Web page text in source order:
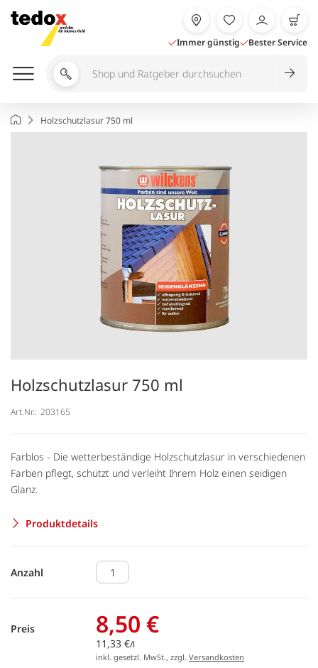
Inhalt
springen
Immer günstig Bester Service
Shop
durchsuchen
StartseiteHolzschutzlasur 750 ml
Holzschutzlasur 750 ml
Art.Nr.: 203165
Farblos - Die wetterbeständige Holzschutzlasur in verschiedenen
Farben pflegt, schützt und verleiht Ihrem Holz einen seidigen
Glanz.
Produktdetails
Anzahl
Preis 8,50 €
11,33 €/l
inkl. gesetzl. MwSt., zzgl. Versandkosten